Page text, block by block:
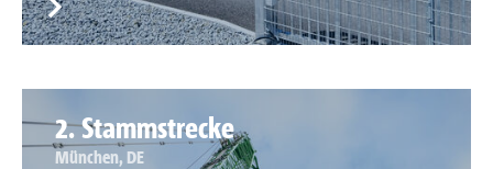
2. Stammstrecke
München, DE